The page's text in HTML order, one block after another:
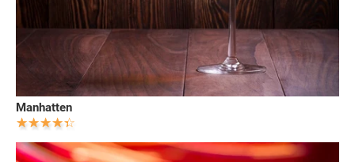
Manhatten